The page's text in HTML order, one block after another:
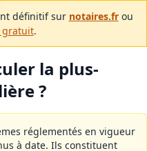
définitif sur notaires.frou
gratuit.
la plus-
?
réglementés en vigueur
à date. Ils constituent